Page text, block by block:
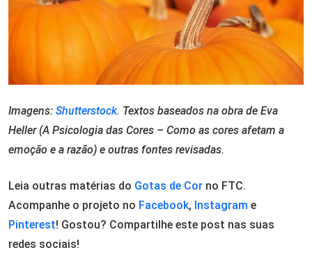
Imagens: Shutterstock. Textos baseados na obra de Eva
Heller (A Psicologia das Cores – Como as cores afetam a
emoção e a razão) e outras fontes revisadas.
Leia outras matérias do Gotas de Cor no FTC.
Acompanhe o projeto no Facebook, Instagram e
Pinterest! Gostou? Compartilhe este post nas suas
redes sociais!